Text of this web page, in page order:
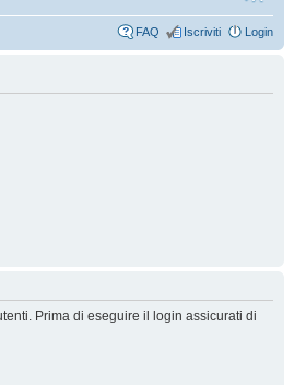
FAQ Iscriviti Login
Prima di eseguire il login assicurati di